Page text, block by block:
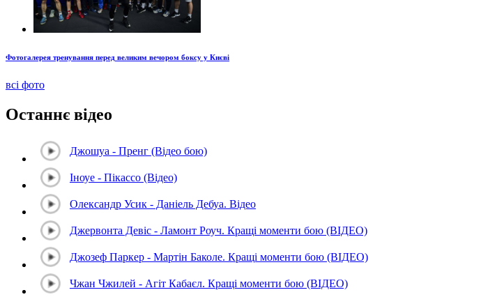
Фотогалерея тренування перед великим вечором боксу у Києві
всі фото
Останнє відео
Джошуа - Пренг (Відео бою)
Іноуе - Пікассо (Відео)
Олександр Усик - Даніель Дебуа. Відео
Джервонта Девіс - Ламонт Роуч. Кращі моменти бою (ВІДЕО)
Джозеф Паркер - Мартін Баколе. Кращі моменти бою (ВІДЕО)
Чжан Чжилей - Агіт Кабаєл. Кращі моменти бою (ВІДЕО)